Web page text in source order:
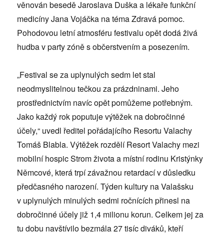
věnován besedě Jaroslava Duška a lékaře funkční
medicíny Jana Vojáčka na téma Zdravá pomoc.
Pohodovou letní atmosféru festivalu opět dodá živá
hudba v party zóně s občerstvením a posezením.
„Festival se za uplynulých sedm let stal
neodmyslitelnou tečkou za prázdninami. Jeho
prostřednictvím navíc opět pomůžeme potřebným.
Jako každý rok poputuje výtěžek na dobročinné
účely,“ uvedl ředitel pořádajícího Resortu Valachy
Tomáš Blabla. Výtěžek rozdělí Resort Valachy mezi
mobilní hospic Strom života a místní rodinu Kristýnky
Němcové, která trpí závažnou retardací v důsledku
předčasného narození. Týden kultury na Valašsku
v uplynulých minulých sedmi ročnících přinesl na
dobročinné účely již 1,4 milionu korun. Celkem jej za
tu dobu navštívilo bezmála 27 tisíc diváků, kteří